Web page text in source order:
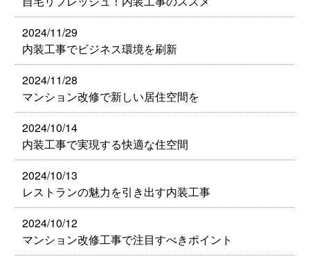
2024/11/29
内装工事でビジネス環境を刷新
2024/11/28
マンション改修で新しい居住空間を
2024/10/14
内装工事で実現する快適な住空間
2024/10/13
レストランの魅力を引き出す内装工事
2024/10/12
マンション改修工事で注目すべきポイント